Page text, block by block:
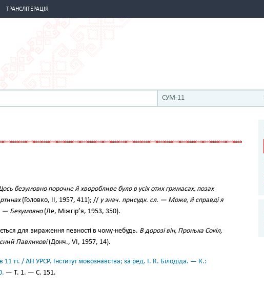
ТРАНСЛІТЕРАЦІЯ
СУМ-11
безумовно порочне й хворобливе було в усіх отих гримасах, позах
(Головко, II, 1957, 411); // у знач. присудк. сл. — Може, й справді я
— Безумовно(Ле, Міжгір’я, 1953, 350).
для вираження певності в чому-небудь. В дорозі він, Пронька Сокіл,
Павликові(Донч., VI, 1957, 14).
11 тт. / АН УРСР. Інститут мовознавства; за ред. І. К. Білодіда. — К.:
— Т. 1. — С. 151.